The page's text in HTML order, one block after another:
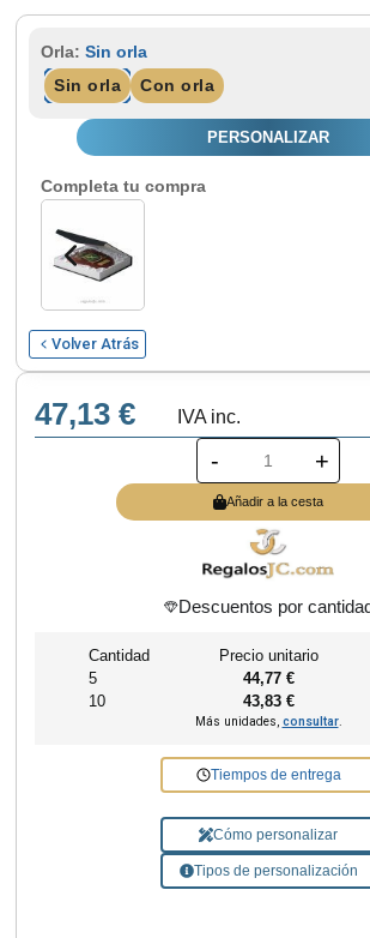
Porcelana: Escudo de la Unidad
Intervención, escudo UEI de la Guardia
Española.
Personalización: calidad fotográfica.
Opcional: orla para texto.
Orla:Sin orla
Sin orla
Con orla
PERSONALIZAR
Completa tu compra
Volver Atrás
47,13 € IVA inc.
- +
Añadir a la cesta
Descuentos por
Cantidad Precio unitario
5
44,77 €
10
43,83 €
Más unidades, consultar.
Tiempos de entrega
Cómo personalizar
Tipos de personalización